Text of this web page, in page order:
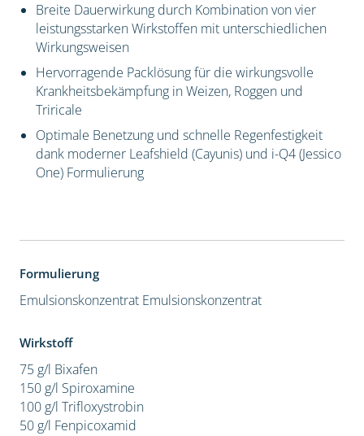
Breite Dauerwirkung durch Kombination von vier
leistungsstarken Wirkstoffen mit unterschiedlichen
Wirkungsweisen
Hervorragende Packlösung für die wirkungsvolle
Krankheitsbekämpfung in Weizen, Roggen und
Triricale
Optimale Benetzung und schnelle Regenfestigkeit
dank moderner Leafshield (Cayunis) und i-Q4 (Jessico
One) Formulierung
Formulierung
Emulsionskonzentrat Emulsionskonzentrat
Wirkstoff
75 g/l Bixafen
150 g/l Spiroxamine
100 g/l Trifloxystrobin
50 g/l Fenpicoxamid